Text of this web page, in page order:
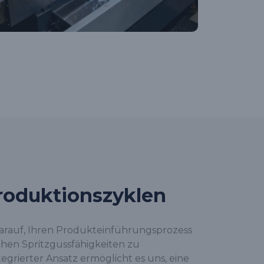
Ihren Produkteinführungsprozess
Spritzgussfähigkeiten zu
Ansatz ermöglicht es uns, eine